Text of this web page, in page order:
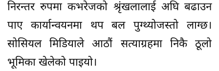
निरन्तर रुपमा कभरेजको श्रृंखलालाई अघि बढाउन
पाए कार्यान्वयनमा थप बल पुग्थ्योजस्तो लाग्छ।
सोसियल मिडियाले आठौं सत्याग्रहमा निकै ठूलो
भूमिका खेलेको पाइयो।